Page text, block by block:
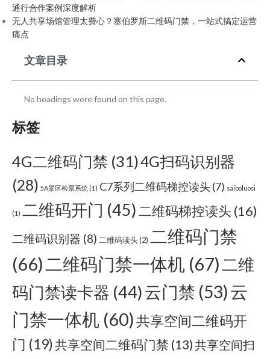
通行合作案例深度解析
无人共享场馆管理太费心？塞伯罗斯二维码门禁，一站式搞定运营
痛点
文章目录
No headings were found on this page.
标签
4G二维码门禁 (31)4G扫码识别器
(28) 5A景区检票系统 (1) C7系列二维码梯控读头(7) saiboluosi
(1) 二维码开门 (45)二维码梯控读头 (16)
二维码识别器 (8) 二维码读头(2) 二维码门禁
(66) 二维码门禁一体机 (67) 二维
码门禁读卡器 (44)云门禁 (53)云
门禁一体机 (60)共享空间二维码开
门 (19) 共享空间二维码门禁 (13)共享空间扫